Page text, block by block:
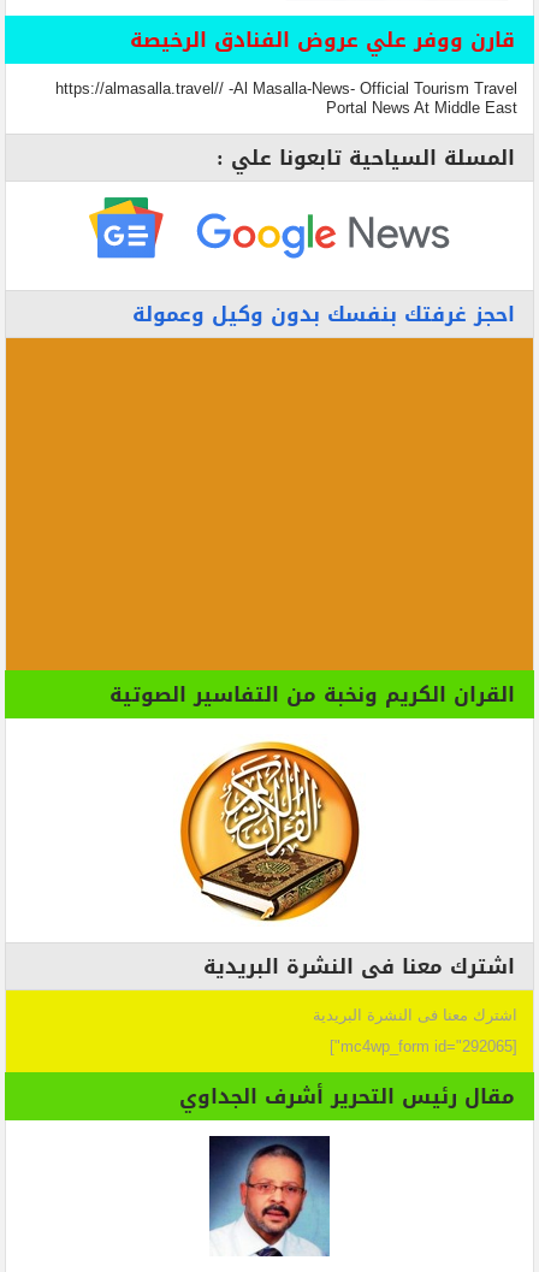
قارن ووفر علي عروض الفنادق الرخيصة
https://almasalla.travel// -Al Masalla-News- Official Tourism Travel
Portal News At Middle East
المسلة السياحية تابعونا علي :
احجز غرفتك بنفسك بدون وكيل وعمولة
القران الكريم ونخبة من التفاسير الصوتية
اشترك معنا فى النشرة البريدية
اشترك معنا فى النشرة البريدية
[mc4wp_form id="292065"]
مقال رئيس التحرير أشرف الجداوي